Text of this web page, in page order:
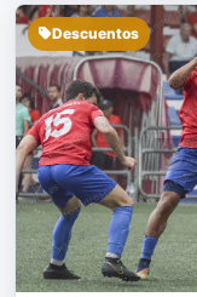
Descuentos